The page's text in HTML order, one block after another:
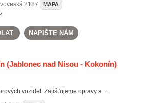
2187 MAPA
NAPIŠTE NÁM
(Jablonec nad Nisou - Kokonín)
vozidel. Zajišťujeme opravy a ...